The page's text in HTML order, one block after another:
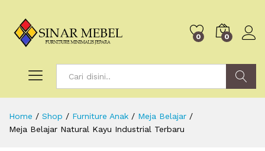
0 0
Search
Home / Shop / Furniture Anak / Meja Belajar /
Meja Belajar Natural Kayu Industrial Terbaru